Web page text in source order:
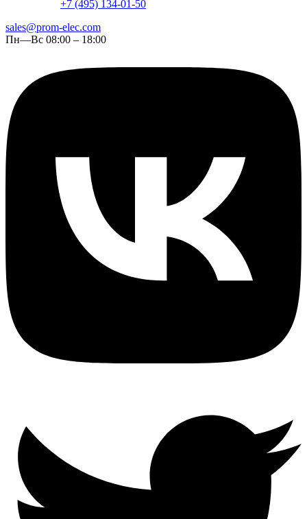
+7 (495) 134-01-50
sales@prom-elec.com
Пн—Вс 08:00 – 18:00